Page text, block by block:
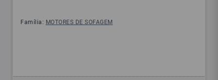
Família: MOTORES DE SOFAGEM